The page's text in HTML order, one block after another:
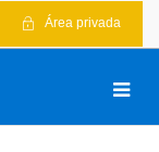
Área privada